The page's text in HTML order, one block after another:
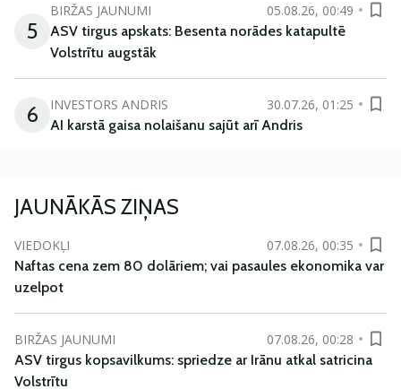
5
BIRŽAS JAUNUMI
05.08.26, 00:49
ASV tirgus apskats: Besenta norādes katapultē
Volstrītu augstāk
6 INVESTORS ANDRIS
30.07.26, 01:25
AI karstā gaisa nolaišanu sajūt arī Andris
JAUNĀKĀS ZIŅAS
VIEDOKĻI
07.08.26, 00:35
Naftas cena zem 80 dolāriem; vai pasaules ekonomika var
uzelpot
BIRŽAS JAUNUMI
07.08.26, 00:28
ASV tirgus kopsavilkums: spriedze ar Irānu atkal satricina
Volstrītu